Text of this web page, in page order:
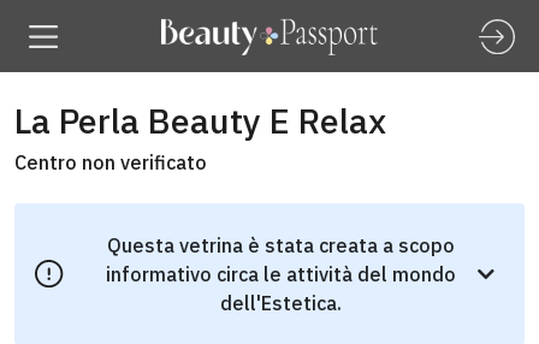
La Perla Beauty E Relax
Centro non verificato
Questa vetrina è stata creata a scopo
informativo circa le attività del mondo
dell'Estetica.